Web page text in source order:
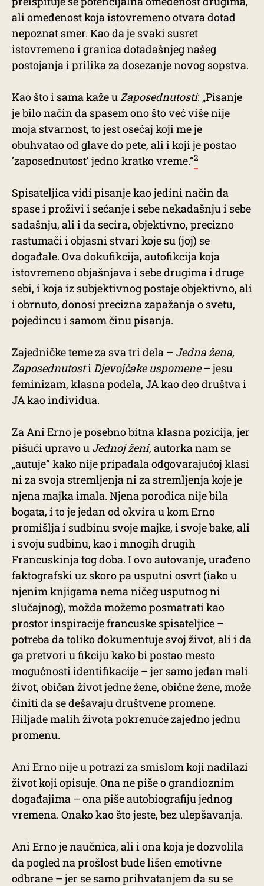
ali omeđenost koja istovremeno otvara dotad
nepoznat smer. Kao da je svaki susret
istovremeno i granica dotadašnjeg našeg
postojanja i prilika za dosezanje novog sopstva.
Kao što i sama kaže u Zaposednutosti: „Pisanje
je bilo način da spasem ono što već više nije
moja stvarnost, to jest osećaj koji me je
obuhvatao od glave do pete, ali i koji je postao
’zaposednutost’ jedno kratko vreme.“2
Spisateljica vidi pisanje kao jedini način da
spase i proživi i sećanje i sebe nekadašnju i sebe
sadašnju, ali i da secira, objektivno, precizno
rastumači i objasni stvari koje su (joj) se
događale. Ova dokufikcija, autofikcija koja
istovremeno objašnjava i sebe drugima i druge
sebi, i koja iz subjektivnog postaje objektivno, ali
i obrnuto, donosi precizna zapažanja o svetu,
pojedincu i samom činu pisanja.
Zajedničke teme za sva tri dela – Jedna žena,
Zaposednutosti Djevojčake uspomene– jesu
feminizam, klasna podela, JA kao deo društva i
JA kao individua.
Za Ani Erno je posebno bitna klasna pozicija, jer
pišući upravo u Jednoj ženi, autorka nam se
„autuje“ kako nije pripadala odgovarajućoj klasi
ni za svoja stremljenja ni za stremljenja koje je
njena majka imala. Njena porodica nije bila
bogata, i to je jedan od okvira u kom Erno
promišlja i sudbinu svoje majke, i svoje bake, ali
i svoju sudbinu, kao i mnogih drugih
Francuskinja tog doba. I ovo autovanje, urađeno
faktografski uz skoro pa usputni osvrt (iako u
njenim knjigama nema ničeg usputnog ni
slučajnog), možda možemo posmatrati kao
prostor inspiracije francuske spisateljice –
potreba da toliko dokumentuje svoj život, ali i da
ga pretvori u fikciju kako bi postao mesto
mogućnosti identifikacije – jer samo jedan mali
život, običan život jedne žene, obične žene, može
činiti da se dešavaju društvene promene.
Hiljade malih života pokrenuće zajedno jednu
promenu.
Ani Erno nije u potrazi za smislom koji nadilazi
život koji opisuje. Ona ne piše o grandioznim
događajima – ona piše autobiografiju jednog
vremena. Onako kao što jeste, bez ulepšavanja.
Ani Erno je naučnica, ali i ona koja je dozvolila
da pogled na prošlost bude lišen emotivne
odbrane – jer se samo prihvatanjem da su se